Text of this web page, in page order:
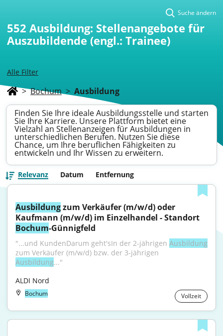
Alle Filter
Suche ändern
552 Ausbildung: Stellenangebote für
Auszubildende (engl.: Trainee)
> Bochum > Ausbildung
Finden Sie Ihre ideale Ausbildungsstelle und starten
Sie Ihre Karriere. Unsere Plattform bietet eine
Vielzahl an Stellenanzeigen für Ausbildungen in
unterschiedlichen Berufen. Nutzen Sie diese
Chance, um Ihre beruflichen Fähigkeiten zu
entwickeln und Ihr Wissen zu erweitern.
Relevanz Datum Entfernung
Ausbildung zum Verkäufer (m/w/d) oder
Bochum-Günnigfeld
"...und KundenDarum geht'sIn der 2-jährigen Ausbildung
Ausbildung..."
ALDI Nord
Bochum Vollzeit